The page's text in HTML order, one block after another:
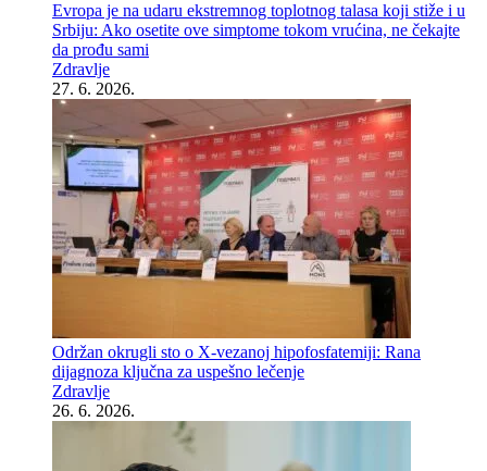
Evropa je na udaru ekstremnog toplotnog talasa koji stiže i u
Srbiju: Ako osetite ove simptome tokom vrućina, ne čekajte
da prođu sami
Zdravlje
27. 6. 2026.
Održan okrugli sto o X-vezanoj hipofosfatemiji: Rana
dijagnoza ključna za uspešno lečenje
Zdravlje
26. 6. 2026.